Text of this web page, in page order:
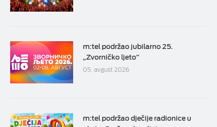
m:tel podržao jubilarno 25.
„Zvorničko ljeto”
05. avgust 2026
m:tel podržao dječije radionice u